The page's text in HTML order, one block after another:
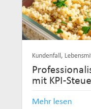
Kundenfall,
mit KPI-
Mehr lesen